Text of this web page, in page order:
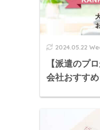
2024.05.22
【派遣のプ
会社おすす